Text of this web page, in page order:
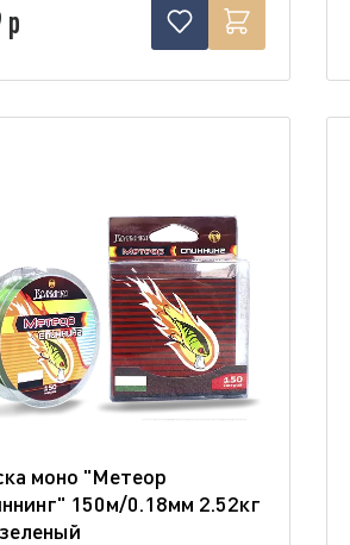
р
моно "Метеор
150м/0.18мм 2.52кг